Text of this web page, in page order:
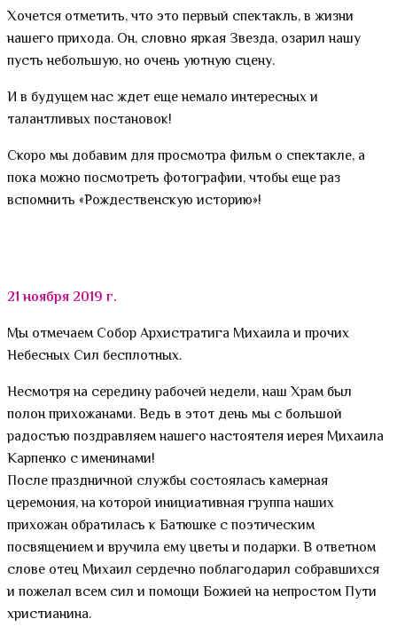
Хочется отметить, что это первый спектакль, в жизни
нашего прихода. Он, словно яркая Звезда, озарил нашу
пусть небольшую, но очень уютную сцену.
И в будущем нас ждет еще немало интересных и
талантливых постановок!
Скоро мы добавим для просмотра фильм о спектакле, а
пока можно посмотреть фотографии, чтобы еще раз
вспомнить «Рождественскую историю»!
21 ноября 2019 г.
Мы отмечаем Собор Архистратига Михаила и прочих
Небесных Сил бесплотных.
Несмотря на середину рабочей недели, наш Храм был
полон прихожанами. Ведь в этот день мы с большой
радостью поздравляем нашего настоятеля иерея Михаила
Карпенко с именинами!
После праздничной службы состоялась камерная
церемония, на которой инициативная группа наших
прихожан обратилась к Батюшке с поэтическим
посвящением и вручила ему цветы и подарки. В ответном
слове отец Михаил сердечно поблагодарил собравшихся
и пожелал всем сил и помощи Божией на непростом Пути
христианина.